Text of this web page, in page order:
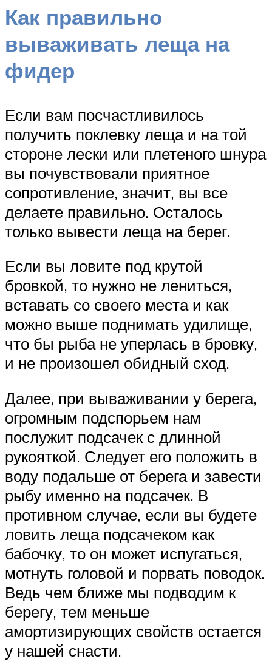
Как правильно
вываживать леща на
фидер
Если вам посчастливилось
получить поклевку леща и на той
стороне лески или плетеного шнура
вы почувствовали приятное
сопротивление, значит, вы все
делаете правильно. Осталось
только вывести леща на берег.
Если вы ловите под крутой
бровкой, то нужно не лениться,
вставать со своего места и как
можно выше поднимать удилище,
что бы рыба не уперлась в бровку,
и не произошел обидный сход.
Далее, при вываживании у берега,
огромным подспорьем нам
послужит подсачек с длинной
рукояткой. Следует его положить в
воду подальше от берега и завести
рыбу именно на подсачек. В
противном случае, если вы будете
ловить леща подсачеком как
бабочку, то он может испугаться,
мотнуть головой и порвать поводок.
Ведь чем ближе мы подводим к
берегу, тем меньше
амортизирующих свойств остается
у нашей снасти.